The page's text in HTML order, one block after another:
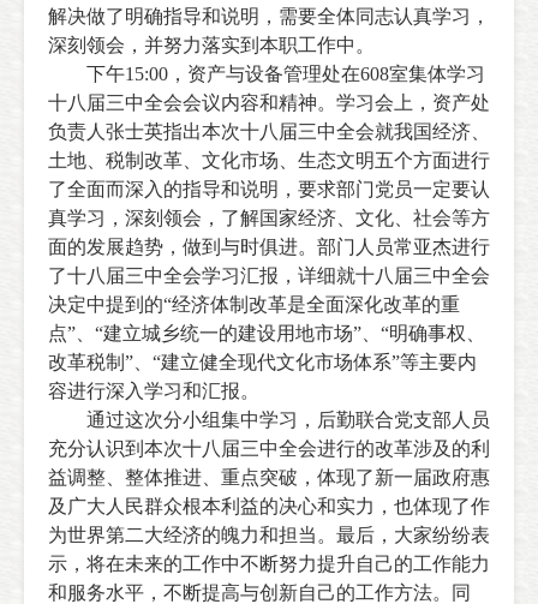
解决做了明确指导和说明，需要全体同志认真学习，
深刻领会，并努力落实到本职工作中。
下午15:00 ，资产与设备管理处在608室集体学习
十八届三中全会会议内容和精神。 学习会上，资产处
负责人张士英指出本次十八届三中全会就我国经济、
土地、税制改革、文化市场、生态文明五个方面进行
了全面而深入的指导和说明，要求部门党员一定要认
真学习，深刻领会，了解国家经济、文化、社会等方
面的发展趋势，做到与时俱进。部门人员常亚杰进行
了十八届三中全会学习汇报，详细就十八届三中全会
决定中提到的“经济体制改革是全面深化改革的重
点”、“建立城乡统一的建设用地市场”、“明确事权、
改革税制”、“建立健全现代文化市场体系”等主要内
容进行深入学习和汇报。
通过这次分小组集中学习，后勤联合党支部人员
充分认识到本次十八届三中全会进行的改革涉及的利
益调整、整体推进、重点突破，体现了新一届政府惠
及广大人民群众根本利益的决心和实力，也体现了作
为世界第二大经济的魄力和担当。最后，大家纷纷表
示，将在未来的工作中不断努力提升自己的工作能力
和服务水平，不断提高与创新自己的工作方法。同